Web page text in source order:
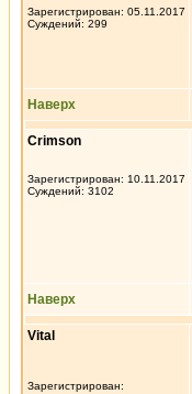
Зарегистрирован: 05.11.2017
Суждений: 299
Наверх
Crimson
Зарегистрирован: 10.11.2017
Суждений: 3102
Наверх
Vital
Зарегистрирован: